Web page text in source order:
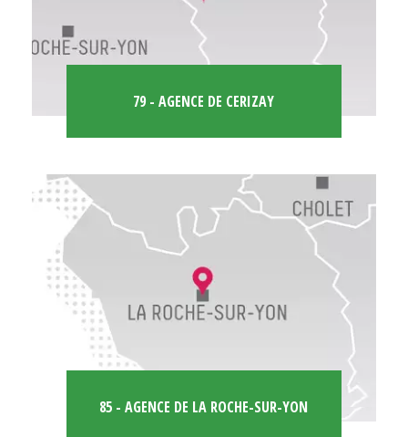
79 - AGENCE DE CERIZAY
85 - AGENCE DE LA ROCHE-SUR-YON